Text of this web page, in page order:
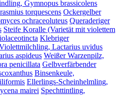
Gymnopus brassicolens
torquescens Ockergelber
ochraceoluteus Queraderiger
Steife Koralle (Varietät mit violettem
Klebriger
Lactarius uvidus
aspideus Weißer Warzenpilz,
penicillata Gelbverfärbender
Binsenkeule,
Ellerlings-Scheinhelmling,
mairei Spechttintling,